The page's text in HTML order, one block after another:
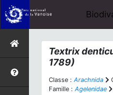
Textrix
1789)
Classe : Arachnida
Famille : Agelenidae